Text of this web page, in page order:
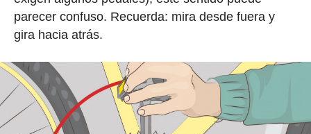
parecer confuso. Recuerda: mira desde fuera y
gira hacia atrás.